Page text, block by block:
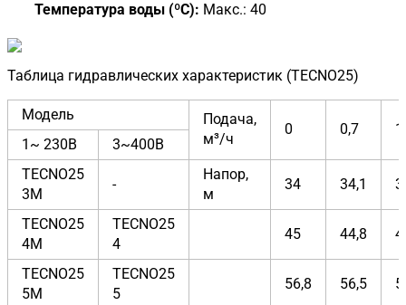
Температура воды (ºC): Макс.: 40
Таблица гидравлических характеристик (TECNO25)
Модель
Подача,
м³/ч
0 0,7
1~ 230В
3~400В
TECNO25
3M
-
Напор,
м
34 34,1
TECNO25
4M
TECNO25
4
45 44,8
TECNO25
5M
TECNO25
5
56,8 56,5